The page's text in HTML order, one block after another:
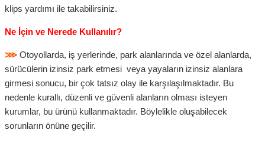
klips yardımı ile takabilirsiniz.
Ne İçin ve Nerede Kullanılır?
⋙ Otoyollarda, iş yerlerinde, park alanlarında ve özel alanlarda,
sürücülerin izinsiz park etmesi veya yayaların izinsiz alanlara
girmesi sonucu, bir çok tatsız olay ile karşılaşılmaktadır. Bu
nedenle kurallı, düzenli ve güvenli alanların olması isteyen
kurumlar, bu ürünü kullanmaktadır. Böylelikle oluşabilecek
sorunların önüne geçilir.